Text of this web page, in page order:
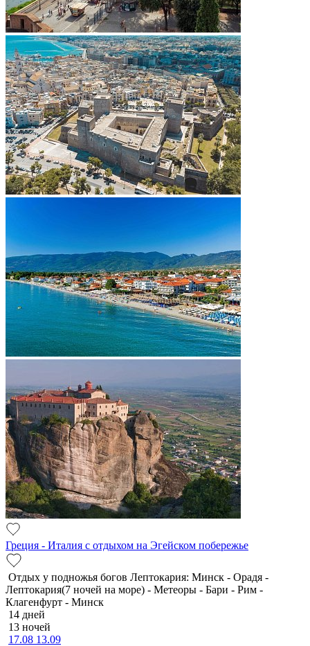
Греция - Италия с отдыхом на Эгейском побережье
Отдых у подножья богов Лептокария: Минск - Орадя -
Лептокария(7 ночей на море) - Метеоры - Бари - Рим -
Клагенфурт - Минск
14 дней
13 ночей
17.08 13.09